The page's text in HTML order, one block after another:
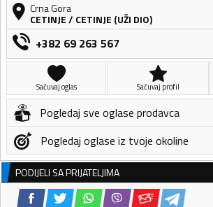
Crna Gora
CETINJE/ CETINJE (UŽI DIO)
+382 69 263 567
Sačuvaj oglas Sačuvaj profil
Pogledaj sve oglase prodavca
Pogledaj oglase iz tvoje okoline
PODIJELI SA PRIJATELJIMA